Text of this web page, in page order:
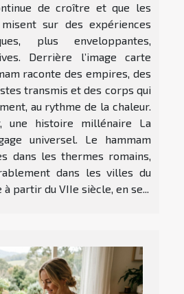
de croître et que les
sur des expériences
plus enveloppantes,
Derrière l’image carte
raconte des empires, des
transmis et des corps qui
au rythme de la chaleur.
une histoire millénaire La
universel. Le hammam
dans les thermes romains,
dans les villes du
partir du VIIe siècle, en se...